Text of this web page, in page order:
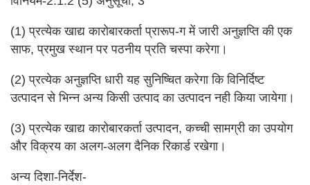
(1) प्रत्येक खाद्य कारोबारकर्ता प्रारूप-ग में जारी अनुज्ञप्ति की एक
साफ, प्रमुख स्थान पर पठनीय प्रति चस्पा करेगा।
(2) प्रत्येक अनुज्ञप्ति धारी यह सुनिष्चित करेगा कि विनिर्दिष्ट
उत्पादन से भिन्न अन्य किसी उत्पाद का उत्पादन नही किया जायेगा।
(3) प्रत्येक खाद्य कारोबारकर्ता उत्पादन, कच्ची सामग्री का उपयोग
और विक्रय का अलग-अलग दैनिक रिकार्ड रखेगा।
अन्य दिशा-निर्देश-